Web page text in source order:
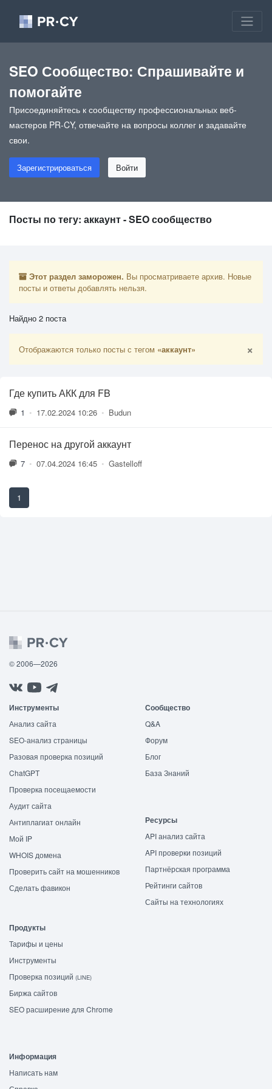
SEO Сообщество: Спрашивайте и
помогайте
Присоединяйтесь к сообществу профессиональных веб-
мастеров PR-CY, отвечайте на вопросы коллег и задавайте
свои.
Зарегистрироваться Войти
Посты по тегу: аккаунт - SEO сообщество
Этот раздел заморожен. Вы просматриваете архив. Новые
посты и ответы добавлять нельзя.
Найдно 2 поста
Отображаются только посты с тегом «аккаунт» ×
Где купить АКК для FB
1 • 17.02.2024 10:26 • Budun
Перенос на другой аккаунт
7 • 07.04.2024 16:45 • Gastelloff
1
© 2006—2026
Инструменты
Анализ сайта
SEO-анализ страницы
Разовая проверка позиций
ChatGPT
Проверка посещаемости
Аудит сайта
Антиплагиат онлайн
Мой IP
WHOIS домена
Проверить сайт на мошенников
Сделать фавикон
Сообщество
Q&A
Форум
Блог
База Знаний
Ресурсы
API анализ сайта
API проверки позиций
Партнёрская программа
Рейтинги сайтов
Сайты на технологиях
Продукты
Тарифы и цены
Инструменты
Проверка позиций (LINE)
Биржа сайтов
SEO расширение для Chrome
Информация
Написать нам